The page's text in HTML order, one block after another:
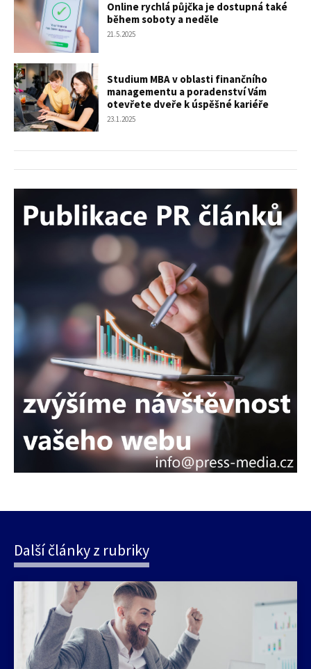
Online rychlá půjčka je dostupná také
během soboty a neděle
21.5.2025
Studium MBA v oblasti finančního
managementu a poradenství Vám
otevřete dveře k úspěšné kariéře
23.1.2025
Další články z rubriky